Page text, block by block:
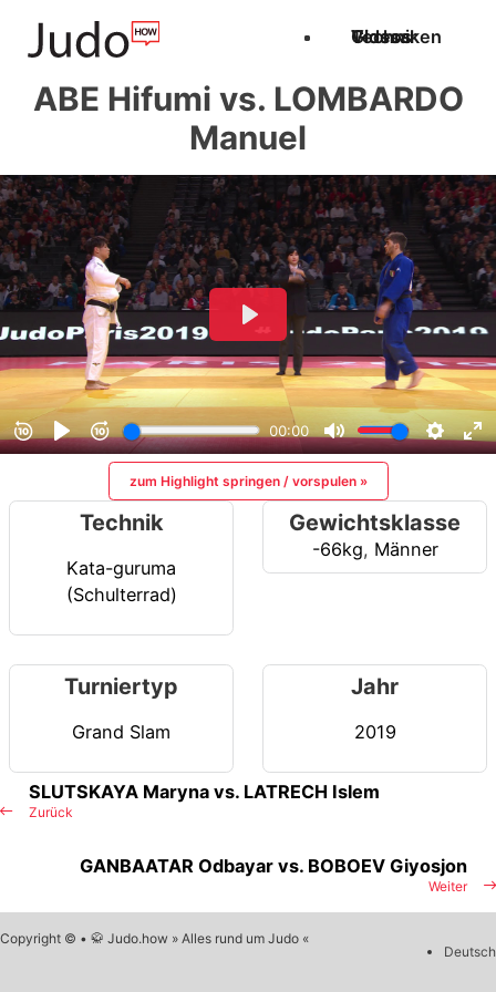
Techniken
Videos
Glossar
ABE Hifumi vs. LOMBARDO
Manuel
zum Highlight springen / vorspulen »
Technik
Kata-guruma
(Schulterrad)
Gewichtsklasse
-66kg, Männer
Turniertyp
Grand Slam
Jahr
2019
Zurück
SLUTSKAYA Maryna vs. LATRECH Islem
Weiter
GANBAATAR Odbayar vs. BOBOEV Giyosjon
Copyright © • 🥋 Judo.how » Alles rund um Judo «
Deutsch